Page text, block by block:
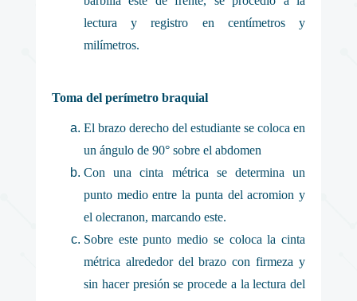
lectura y registro en centímetros y
milímetros.
Toma del perímetro braquial
El brazo derecho del estudiante se coloca en
un ángulo de 90° sobre el abdomen
Con una cinta métrica se determina un
punto medio entre la punta del acromion y
el olecranon, marcando este.
Sobre este punto medio se coloca la cinta
métrica alrededor del brazo con firmeza y
sin hacer presión se procede a la lectura del